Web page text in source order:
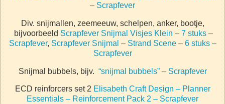
– Scrapfever
Div. snijmallen, zeemeeuw, schelpen, anker, bootje,
bijvoorbeeld Scrapfever Snijmal Visjes Klein – 7 stuks –
Scrapfever, Scrapfever Snijmal – Strand Scene – 6 stuks –
Scrapfever
Snijmal bubbels, bijv. “snijmal bubbels” – Scrapfever
ECD reinforcers set 2 Elisabeth Craft Design – Planner
Essentials – Reinforcement Pack 2 – Scrapfever